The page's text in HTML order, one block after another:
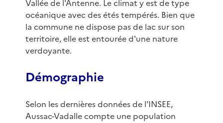
Vallée de l'Antenne. Le climat y est de type
océanique avec des étés tempérés. Bien que
la commune ne dispose pas de lac sur son
territoire, elle est entourée d'une nature
verdoyante.
Démographie
Selon les dernières données de l'INSEE,
Aussac-Vadalle compte une population